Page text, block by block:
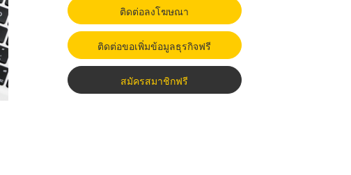
ติดต่อลงโฆษณา
ติดต่อขอเพิ่มข้อมูลธุรกิจฟรี
สมัครสมาชิกฟรี